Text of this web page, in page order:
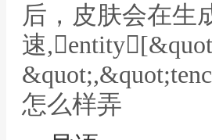
后，皮肤会在生
速
怎么样弄